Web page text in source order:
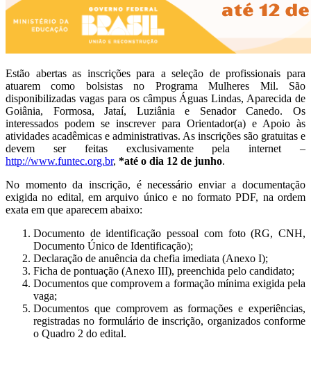
Estão abertas as inscrições para a seleção de profissionais para
atuarem como bolsistas no Programa Mulheres Mil. São
disponibilizadas vagas para os câmpus Águas Lindas, Aparecida de
Goiânia, Formosa, Jataí, Luziânia e Senador Canedo. Os
interessados podem se inscrever para Orientador(a) e Apoio às
atividades acadêmicas e administrativas. As inscrições são gratuitas e
devem ser feitas exclusivamente pela internet –
http://www.funtec.org.br, *até o dia 12 de junho.
No momento da inscrição, é necessário enviar a documentação
exigida no edital, em arquivo único e no formato PDF, na ordem
exata em que aparecem abaixo:
Documento de identificação pessoal com foto (RG, CNH,
Documento Único de Identificação);
Declaração de anuência da chefia imediata (Anexo I);
Ficha de pontuação (Anexo III), preenchida pelo candidato;
Documentos que comprovem a formação mínima exigida pela
vaga;
Documentos que comprovem as formações e experiências,
registradas no formulário de inscrição, organizados conforme
o Quadro 2 do edital.